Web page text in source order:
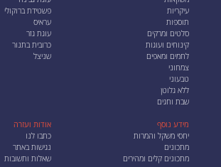
עיקריות
תוספות
סלטים ומרקים
קינוחים ועוגות
לחמים ומאפים
צמחוני
טבעוני
ללא גלוטן
שבת וחגים
פשטידת ברוקולי
עראיס
עוגת גזר
כרובית בתנור
שניצל
מידע נוסף
יחסי משקל והמרות
מתכונים
מתכונים קלים ומהירים
אודות ועזרה
כתבו לנו
נגישות באתר
שאלות ותשובות